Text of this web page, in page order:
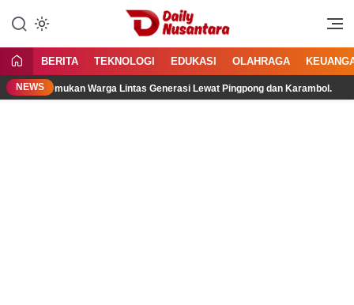
konten
Daily Nusantara
Menyajikan Fakta, Menginspirasi
BERITA TEKNOLOGI EDUKASI OLAHRAGA
NEWS Warga Lintas Generasi Lewat Pingpong dan Karambol.